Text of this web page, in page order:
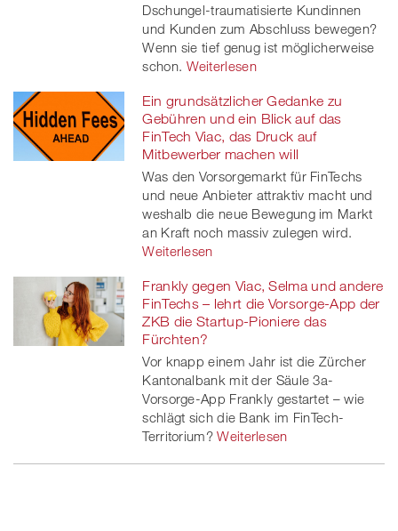
Dschungel-traumatisierte Kundinnen
und Kunden zum Abschluss bewegen?
Wenn sie tief genug ist möglicherweise
schon. Weiterlesen
Ein grundsätzlicher Gedanke zu
Gebühren und ein Blick auf das
FinTech Viac, das Druck auf
Mitbewerber machen will
Was den Vorsorgemarkt für FinTechs
und neue Anbieter attraktiv macht und
weshalb die neue Bewegung im Markt
an Kraft noch massiv zulegen wird.
Weiterlesen
Frankly gegen Viac, Selma und andere
FinTechs – lehrt die Vorsorge-App der
ZKB die Startup-Pioniere das
Fürchten?
Vor knapp einem Jahr ist die Zürcher
Kantonalbank mit der Säule 3a-
Vorsorge-App Frankly gestartet – wie
schlägt sich die Bank im FinTech-
Territorium? Weiterlesen